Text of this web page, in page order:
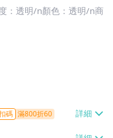
：透明/n顏色：透明/n商
碼 滿800折60